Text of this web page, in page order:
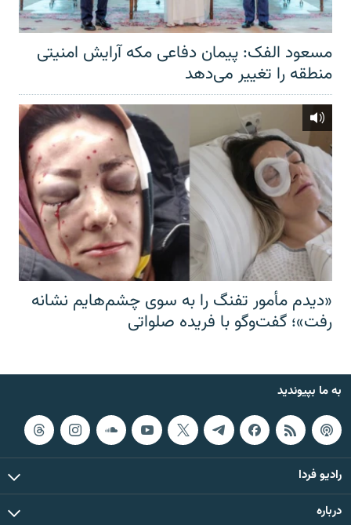
مسعود الفک: پیمان دفاعی مکه آرایش امنیتی
منطقه را تغییر می‌دهد
«دیدم مأمور تفنگ را به سوی چشم‌هایم نشانه
رفت»؛ گفت‌و‌گو با فریده صلواتی
به ما بپیوندید
رادیو فردا
درباره